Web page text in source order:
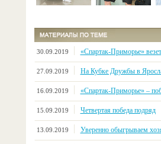
30.09.2019 «Спартак-Приморье»
27.09.2019 На Кубке Дружбы в
16.09.2019 «Спартак-Приморье» –
15.09.2019 Четвертая победа подряд
13.09.2019 Уверенно обыгрываем